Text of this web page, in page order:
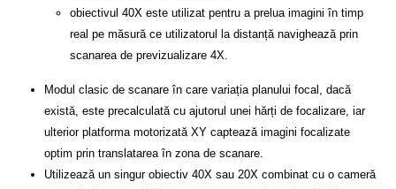
obiectivul 40X este utilizat pentru a prelua imagini în timp
real pe măsură ce utilizatorul la distanță navighează prin
scanarea de previzualizare 4X.
Modul clasic de scanare în care variația planului focal, dacă
există, este precalculată cu ajutorul unei hărți de focalizare, iar
ulterior platforma motorizată XY captează imagini focalizate
optim prin translatarea în zona de scanare.
Utilizează un singur obiectiv 40X sau 20X combinat cu o cameră